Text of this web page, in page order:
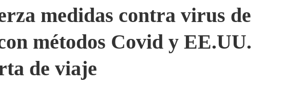
medidas contra virus de
métodos Covid y EE.UU.
de viaje